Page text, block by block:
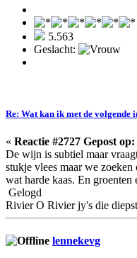
5.563
Geslacht:
Re: Wat kan ik met de volgende
« Reactie #2727 Gepost op:
De wijn is subtiel maar
stukje vlees maar we zoeken
wat harde kaas. En groenten
Gelogd
Rivier O Rivier jy's die
lennekevg